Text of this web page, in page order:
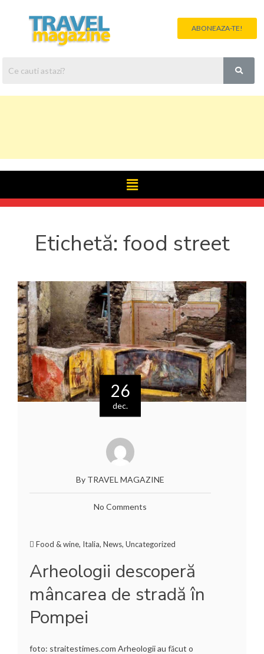
ABONEAZA-TE!
Etichetă: food street
26
dec.
By TRAVEL MAGAZINE
No Comments
Food & wine, Italia, News, Uncategorized
Arheologii descoperă
mâncarea de stradă în
Pompei
foto: straitestimes.com Arheologii au făcut o